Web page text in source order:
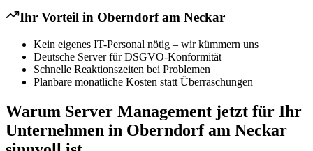
Ihr Vorteil in Oberndorf am Neckar
Kein eigenes IT-Personal nötig – wir kümmern uns
Deutsche Server für DSGVO-Konformität
Schnelle Reaktionszeiten bei Problemen
Planbare monatliche Kosten statt Überraschungen
Warum Server Management jetzt für Ihr
Unternehmen in Oberndorf am Neckar